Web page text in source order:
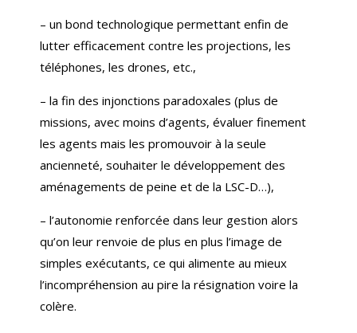
–un bond technologique permettant enfin de
lutter efficacement contre les projections, les
téléphones, les drones, etc.,
–la fin des injonctions paradoxales (plus de
missions, avec moins d’agents, évaluer finement
les agents mais les promouvoir à la seule
ancienneté, souhaiter le développement des
aménagements de peine et de la LSC-D…),
–l’autonomie renforcée dans leur gestion alors
qu’on leur renvoie de plus en plus l’image de
simples exécutants, ce qui alimente au mieux
l’incompréhension au pire la résignation voire la
colère.